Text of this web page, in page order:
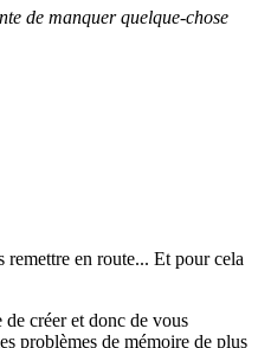
de manquer quelque-chose
remettre en route... Et pour cela
créer et donc de vous
problèmes de mémoire de plus